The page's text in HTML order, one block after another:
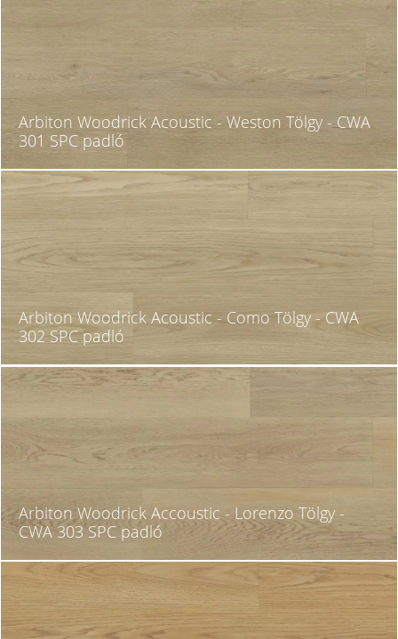
Arbiton Woodrick Acoustic - Weston Tölgy - CWA
301 SPC padló
Arbiton Woodrick Acoustic - Como Tölgy - CWA
302 SPC padló
Arbiton Woodrick Accoustic - Lorenzo Tölgy -
CWA 303 SPC padló